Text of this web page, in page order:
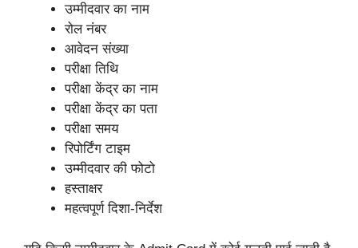
उम्मीदवार का नाम
रोल नंबर
आवेदन संख्या
परीक्षा तिथि
परीक्षा केंद्र का नाम
परीक्षा केंद्र का पता
परीक्षा समय
रिपोर्टिंग टाइम
उम्मीदवार की फोटो
हस्ताक्षर
महत्वपूर्ण दिशा-निर्देश